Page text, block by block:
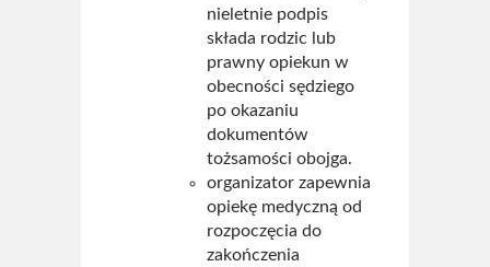
nieletnie podpis
składa rodzic lub
prawny opiekun w
obecności sędziego
po okazaniu
dokumentów
tożsamości obojga.
organizator zapewnia
opiekę medyczną od
rozpoczęcia do
zakończenia